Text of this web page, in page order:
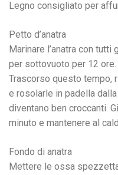
Legno consigliato per
Petto d’anatra
Marinare l’anatra con
per sottovuoto per 12 ore.
Trascorso questo tempo,
e rosolarle in padella
diventano ben croccanti.
minuto e mantenere al
Fondo di anatra
Mettere le ossa